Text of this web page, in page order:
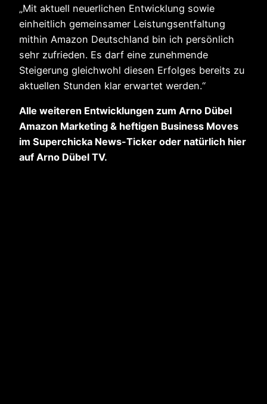
„Mit aktuell neuerlichen Entwicklung sowie
einheitlich gemeinsamer Leistungsentfaltung
mithin Amazon Deutschland bin ich persönlich
sehr zufrieden. Es darf eine zunehmende
Steigerung gleichwohl diesen Erfolges bereits zu
aktuellen Stunden klar erwartet werden.“
Alle weiteren Entwicklungen zum Arno Dübel
Amazon Marketing & heftigen Business Moves
im Superchicka News-Ticker oder natürlich hier
auf Arno Dübel TV.